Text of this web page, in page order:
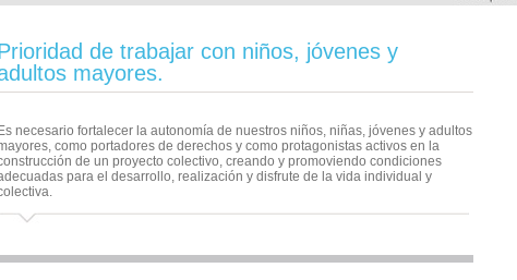
de trabajar con niños, jóvenes y
mayores.
Es necesario fortalecer la autonomía de nuestros niños, niñas, jóvenes y adultos
como portadores de derechos y como protagonistas activos en la
de un proyecto colectivo, creando y promoviendo condiciones
para el desarrollo, realización y disfrute de la vida individual y